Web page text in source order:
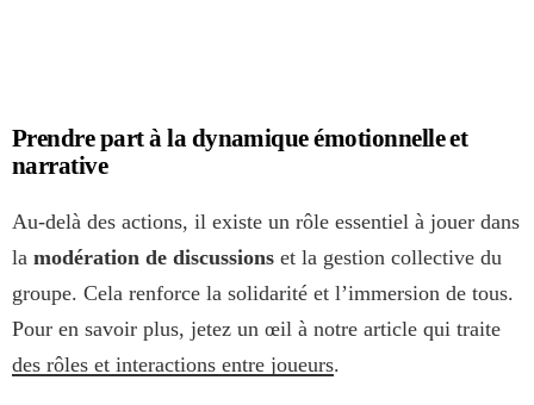
Prendre part à la dynamique émotionnelle et
narrative
Au-delà des actions, il existe un rôle essentiel à jouer dans
la modération de discussions et la gestion collective du
groupe. Cela renforce la solidarité et l’immersion de tous.
Pour en savoir plus, jetez un œil à notre article qui traite
des rôles et interactions entre joueurs.